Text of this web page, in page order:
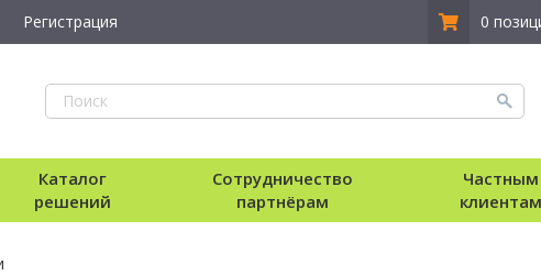
Регистрация 0
Каталог
решений
Сотрудничество
партнёрам
Частным
клиентам